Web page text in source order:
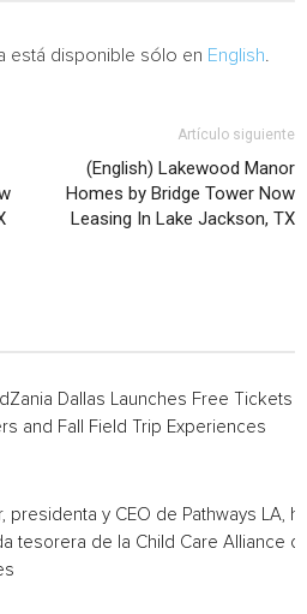
está disponible sólo en English
Artículo siguiente
(English) Lakewood Manor
Homes by Bridge Tower Now
Leasing In Lake Jackson, TX
Dallas Launches Free Tickets
and Fall Field Trip Experiences
presidenta y CEO de Pathways LA,
tesorera de la Child Care Alliance of